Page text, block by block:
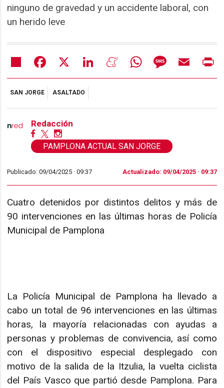
ninguno de gravedad y un accidente laboral, con
un herido leve
Share Facebook LinkedIn MeneameWhatsAppMessageEmail
SAN JORGE ASALTADO
Redacción
PAMPLONA ACTUAL SAN JORGE
Publicado: 09/04/2025 ·09:37 Actualizado: 09/04/2025 · 09:37
Cuatro detenidos por distintos delitos y más de
90 intervenciones en las últimas horas de Policía
Municipal de Pamplona
La Policía Municipal de Pamplona ha llevado a
cabo un total de 96 intervenciones en las últimas
horas, la mayoría relacionadas con ayudas a
personas y problemas de convivencia, así como
con el dispositivo especial desplegado con
motivo de la salida de la Itzulia, la vuelta ciclista
del País Vasco que partió desde Pamplona. Para